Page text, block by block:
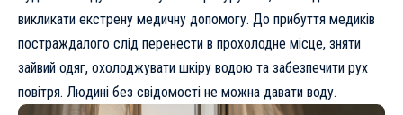
викликати екстрену медичну допомогу. До прибуття медиків
постраждалого слід перенести в прохолодне місце, зняти
зайвий одяг, охолоджувати шкіру водою та забезпечити рух
повітря. Людині без свідомості не можна давати воду.